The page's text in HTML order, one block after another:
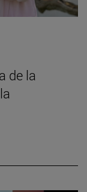
de la